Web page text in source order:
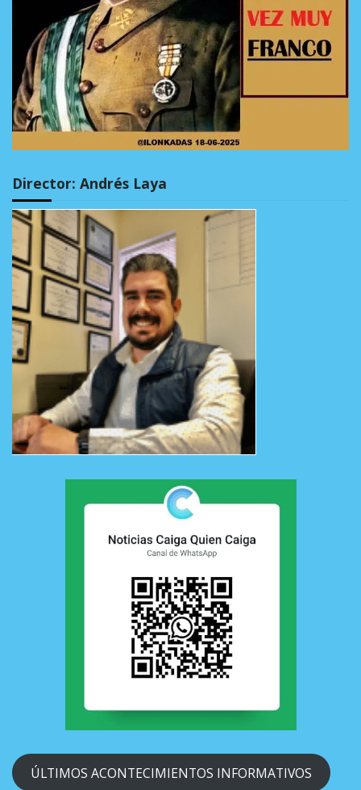
Director: Andrés Laya
ÚLTIMOS ACONTECIMIENTOS INFORMATIVOS